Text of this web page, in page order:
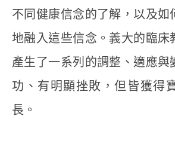
不同健康信念的了解，以及如
地融入這些信念。義大的臨床
產生了一系列的調整、適應與
功、有明顯挫敗，但皆獲得
長。